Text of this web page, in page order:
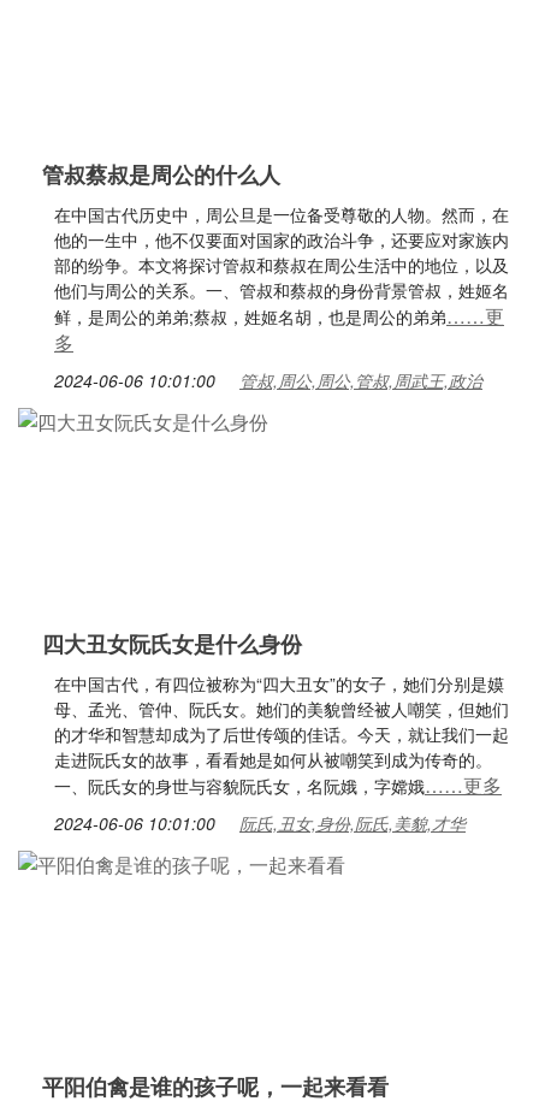
管叔蔡叔是周公的什么人
在中国古代历史中，周公旦是一位备受尊敬的人物。然而，在
他的一生中，他不仅要面对国家的政治斗争，还要应对家族内
部的纷争。本文将探讨管叔和蔡叔在周公生活中的地位，以及
他们与周公的关系。一、管叔和蔡叔的身份背景管叔，姓姬名
鲜，是周公的弟弟;蔡叔，姓姬名胡，也是周公的弟弟……更
多
2024-06-06 10:01:00 管叔,周公,周公,管叔,周武王,政治
四大丑女阮氏女是什么身份
在中国古代，有四位被称为“四大丑女”的女子，她们分别是嫫
母、孟光、管仲、阮氏女。她们的美貌曾经被人嘲笑，但她们
的才华和智慧却成为了后世传颂的佳话。今天，就让我们一起
走进阮氏女的故事，看看她是如何从被嘲笑到成为传奇的。
一、阮氏女的身世与容貌阮氏女，名阮娥，字嫦娥……更多
2024-06-06 10:01:00 阮氏,丑女,身份,阮氏,美貌,才华
平阳伯禽是谁的孩子呢，一起来看看